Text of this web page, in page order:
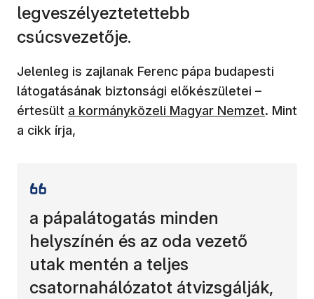
legveszélyeztetettebb
csúcsvezetője.
Jelenleg is zajlanak Ferenc pápa budapesti
látogatásának biztonsági előkészületei –
értesült a kormányközeli Magyar Nemzet. Mint
a cikk írja,
a pápalátogatás minden
helyszínén és az oda vezető
utak mentén a teljes
csatornahálózatot átvizsgálják,